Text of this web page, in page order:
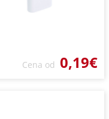
Cena od 0,19€